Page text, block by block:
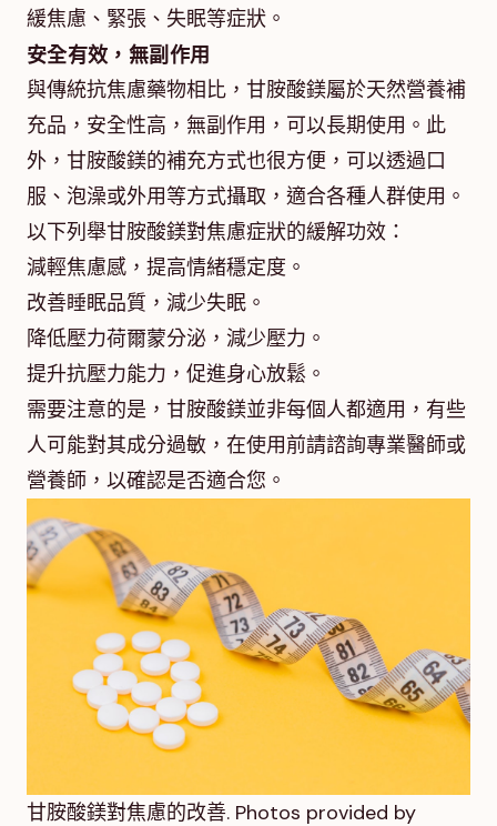
緩焦慮、緊張、失眠等症狀。
安全有效，無副作用
與傳統抗焦慮藥物相比，甘胺酸鎂屬於天然營養補
充品，安全性高，無副作用，可以長期使用。此
外，甘胺酸鎂的補充方式也很方便，可以透過口
服、泡澡或外用等方式攝取，適合各種人群使用。
以下列舉甘胺酸鎂對焦慮症狀的緩解功效：
減輕焦慮感，提高情緒穩定度。
改善睡眠品質，減少失眠。
降低壓力荷爾蒙分泌，減少壓力。
提升抗壓力能力，促進身心放鬆。
需要注意的是，甘胺酸鎂並非每個人都適用，有些
人可能對其成分過敏，在使用前請諮詢專業醫師或
營養師，以確認是否適合您。
甘胺酸鎂對焦慮的改善. Photos provided by